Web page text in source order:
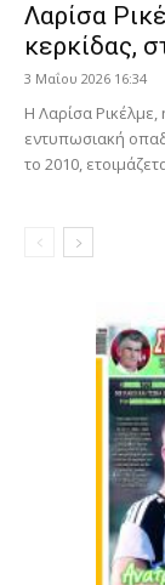
Λαρίσα
κερκίδας,
3 Μαΐου 2026 16:34
Η Λαρίσα
εντυπωσιακή
το 2010,